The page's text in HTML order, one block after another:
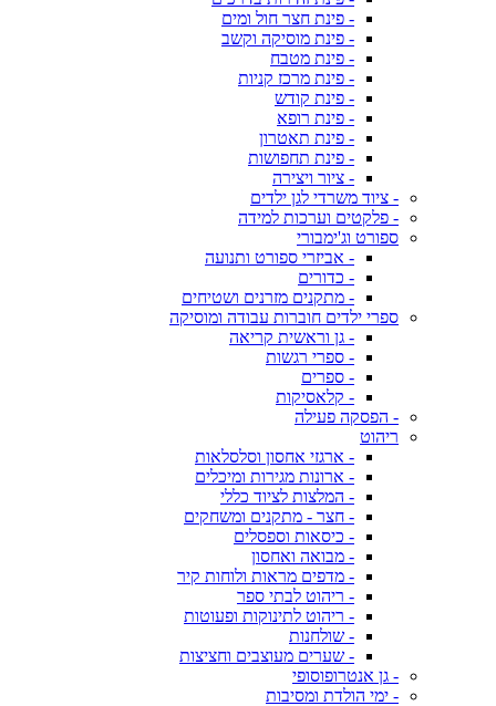
- פינת חצר חול ומים
- פינת מוסיקה וקשב
- פינת מטבח
- פינת מרכז קניות
- פינת קודש
- פינת רופא
- פינת תאטרון
- פינת תחפושות
- ציור ויצירה
- ציוד משרדי לגן ילדים
- פלקטים וערכות למידה
ספורט וג'ימבורי
- אביזרי ספורט ותנועה
- כדורים
- מתקנים מזרנים ושטיחים
ספרי ילדים חוברות עבודה ומוסיקה
- גן וראשית קריאה
- ספרי רגשות
- ספרים
- קלאסיקות
- הפסקה פעילה
ריהוט
- ארגזי אחסון וסלסלאות
- ארונות מגירות ומיכלים
- המלצות לציוד כללי
- חצר - מתקנים ומשחקים
- כיסאות וספסלים
- מבואה ואחסון
- מדפים מראות ולוחות קיר
- ריהוט לבתי ספר
- ריהוט לתינוקות ופעוטות
- שולחנות
- שערים מעוצבים וחציצות
- גן אנטרופוסופי
- ימי הולדת ומסיבות